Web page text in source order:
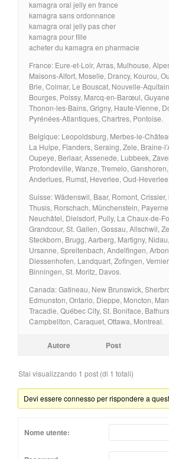
kamagra oral jelly en france
kamagra sans ordonnance
kamagra oral jelly pas cher
kamagra pour fille
acheter du kamagra en pharmacie
France: Eure-et-Loir, Arras, Mulhouse,
Maisons-Alfort, Moselle, Drancy, Kourou,
Brie, Colmar, Le Bouscat, Nouvelle-
Bourges, Poissy, Marcq-en-Barœul,
Thonon-les-Bains, Grigny, Haute-Vienne,
Pyrénées-Atlantiques, Chartres, Pontoise.
Belgique: Leopoldsburg, Merbes-le-
La Hulpe, Flanders, Seraing, Zele, Braine-
Oupeye, Berlaar, Assenede, Lubbeek,
Profondeville, Wanze, Tremelo,
Anderlues, Rumst, Heverlee, Oud-Heverlee.
Suisse: Wädenswil, Baar, Romont,
Thusis, Rorschach, Münchenstein,
Neuchâtel, Dielsdorf, Pully, La Chaux-de-
Grandcour, St. Gallen, Gossau, Allschwil,
Steckborn, Brugg, Aarberg, Martigny,
Ursanne, Spreitenbach, Andelfingen,
Diessenhofen, Landquart, Zofingen,
Binningen, St. Moritz, Davos.
Canada: Gatineau, New Brunswick,
Edmunston, Ontario, Dieppe, Moncton,
Tracadie, Québec City, St. Boniface,
Campbellton, Caraquet, Ottawa, Montreal.
Autore Post
Stai visualizzando 1 post (di 1 totali)
Devi essere connesso per rispondere a
Nome utente: